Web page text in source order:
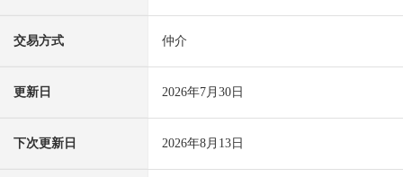
交易方式 仲介
更新日 2026年7月30日
下次更新日 2026年8月13日